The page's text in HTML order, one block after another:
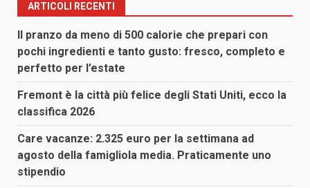
ARTICOLI RECENTI
Il pranzo da meno di 500 calorie che prepari con
pochi ingredienti e tanto gusto: fresco, completo e
perfetto per l’estate
Fremont è la città più felice degli Stati Uniti, ecco la
classifica 2026
Care vacanze: 2.325 euro per la settimana ad
agosto della famigliola media. Praticamente uno
stipendio